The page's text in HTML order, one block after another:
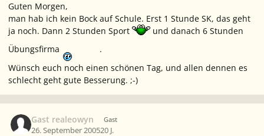
Guten Morgen,
man hab ich kein Bock auf Schule. Erst 1 Stunde SK, das geht
ja noch. Dann 2 Stunden Sport
und danach 6 Stunden
Übungsfirma
.
Wünsch euch noch einen schönen Tag, und allen dennen es
schlecht geht gute Besserung. ;-)
Gast realeowyn Gast
26. September 200520 J.